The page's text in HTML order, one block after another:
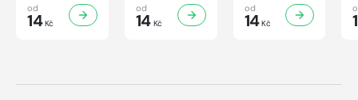
od
14Kč
od
14Kč
od
14Kč